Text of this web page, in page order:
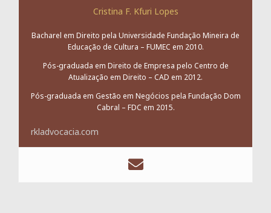
Cristina F. Kfuri Lopes
Bacharel em Direito pela Universidade Fundação Mineira de
Educação de Cultura – FUMEC em 2010.
Pós-graduada em Direito de Empresa pelo Centro de
Atualização em Direito – CAD em 2012.
Pós-graduada em Gestão em Negócios pela Fundação Dom
Cabral – FDC em 2015.
rkladvocacia.com